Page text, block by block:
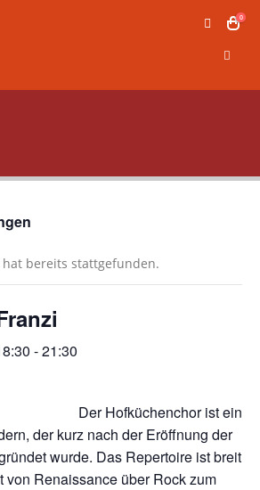
0
bereits stattgefunden.
-21:30
Der Hofküchenchor ist ein
der kurz nach der Eröffnung der
wurde. Das Repertoire ist breit
von Renaissance über Rock zum